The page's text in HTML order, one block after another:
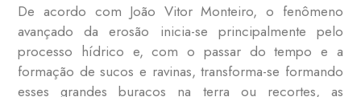
De acordo com João Vitor Monteiro, o fenômeno
avançado da erosão inicia-se principalmente pelo
processo hídrico e, com o passar do tempo e a
formação de sucos e ravinas, transforma-se formando
esses grandes buracos na terra ou recortes, as